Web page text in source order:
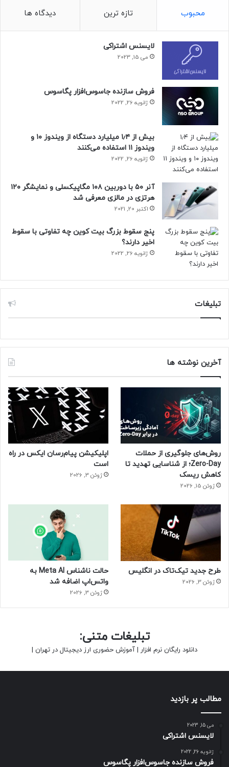
محبوب تازه ترین دیدگاه ها
لایسنس اشتراکی
می 15, 2023
فروش سازنده جاسوس‌افزار پگاسوس
ژانویه 26, 2022
بیش از ۱٫۴ میلیارد دستگاه از ویندوز ۱۰ و
ویندوز ۱۱ استفاده می‌کنند
ژانویه 26, 2022
آنر ۵۰ با دوربین ۱۰۸ مگاپیکسلی و نمایشگر ۱۲۰
هرتزی در مالزی معرفی شد
اکتبر 20, 2021
پنج سقوط بزرگ بیت کوین چه تفاوتی با سقوط
اخیر دارند؟
ژانویه 26, 2022
تبلیغات
آخرین نوشته ها
روش‌های جلوگیری از حملات
Zero-Day؛ از شناسایی تهدید تا
کاهش ریسک
ژوئن 15, 2026
اپلیکیشن پیام‌رسان ایکس در راه
است
ژوئن 3, 2026
طرح جدید تیک‌تاک در انگلیس
ژوئن 3, 2026
حالت ناشناس Meta AI به
واتس‌اپ اضافه شد
ژوئن 3, 2026
تبلیغات متنی:
دانلود رایگان نرم افزار | آموزش حضوری ارز دیجیتال در تهران |
مطالب پر بازدید
می 15, 2023
لایسنس اشتراکی
ژانویه 26, 2022
فروش سازنده جاسوس‌افزار پگاسوس